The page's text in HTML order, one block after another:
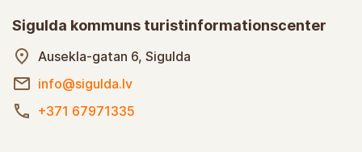
Sigulda kommuns turistinformationscenter
Ausekla-gatan 6, Sigulda
info@sigulda.lv
+371 67971335